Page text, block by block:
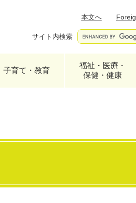
本文へ
サイト内検索
子育て・教育
福祉・医療・
保健・健康